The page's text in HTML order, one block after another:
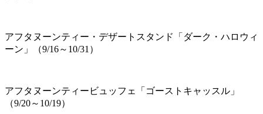
アフタヌーンティー・デザートスタンド「ダーク・ハロウィ
ーン」（9/16～10/31）
アフタヌーンティービュッフェ「ゴーストキャッスル」
（9/20～10/19）